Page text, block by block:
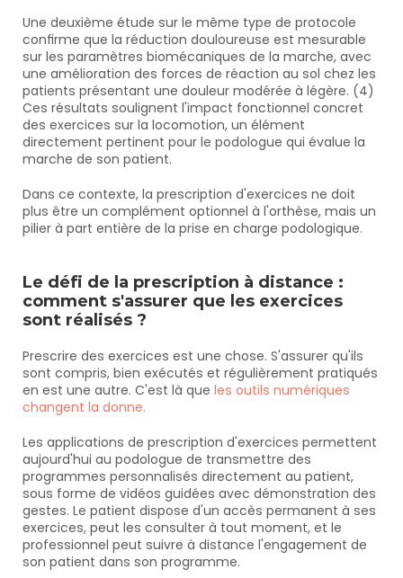
Une deuxième étude sur le même type de protocole
confirme que la réduction douloureuse est mesurable
sur les paramètres biomécaniques de la marche, avec
une amélioration des forces de réaction au sol chez les
patients présentant une douleur modérée à légère. (4)
Ces résultats soulignent l'impact fonctionnel concret
des exercices sur la locomotion, un élément
directement pertinent pour le podologue qui évalue la
marche de son patient.
Dans ce contexte, la prescription d'exercices ne doit
plus être un complément optionnel à l'orthèse, mais un
pilier à part entière de la prise en charge podologique.
Le défi de la prescription à distance :
comment s'assurer que les exercices
sont réalisés ?
Prescrire des exercices est une chose. S'assurer qu'ils
sont compris, bien exécutés et régulièrement pratiqués
en est une autre. C'est là que les outils numériques
changent la donne.
Les applications de prescription d'exercices permettent
aujourd'hui au podologue de transmettre des
programmes personnalisés directement au patient,
sous forme de vidéos guidées avec démonstration des
gestes. Le patient dispose d'un accès permanent à ses
exercices, peut les consulter à tout moment, et le
professionnel peut suivre à distance l'engagement de
son patient dans son programme.